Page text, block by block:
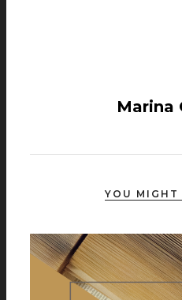
Marina
YOU MIGHT